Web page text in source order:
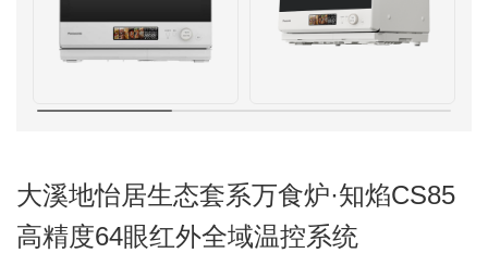
大溪地怡居生态套系万食炉·知焰CS85
高精度64眼红外全域温控系统